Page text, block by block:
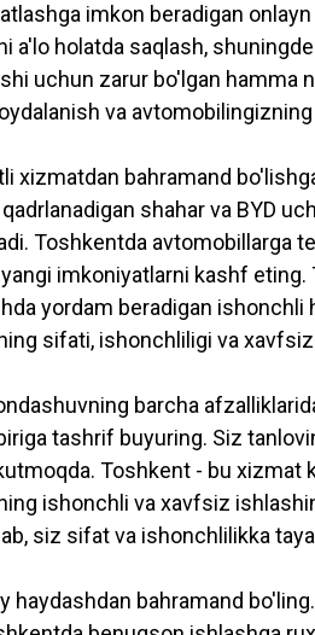
imkon beradigan
a'lo holatda saqlash,
uchun zarur bo'lgan hamma
va
xizmatdan bahramand
shahar va BYD
Toshkentda avtomobillarga
imkoniyatlarni kashf
yordam beradigan
sifati, ishonchliligi va
barcha
tashrif buyuring. Siz
Toshkent - bu xizmat
ishonchli va xavfsiz
siz sifat va ishonchlilikka
haydashdan bahramand